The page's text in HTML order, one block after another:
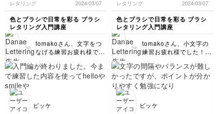
レッシャーが少し減るは
ずです😘 復習される
際、ぜひ試してみてくだ
さいね！
かりやすくて勉強になります。
レタリング 2024/03/07
色とブラシで日常を彩る ブラシ
レタリング入門講座
tomakoさん、文字をつ
なげる練習お疲れ様でし
に入っているだけで書く
時の意識するポイントが
ただきともて嬉しいです
し励みになります💛 あ
アップストロークと、ウェーブ
ダッシュが難しいです。ストロ
ーク練習、もっと頑張らねば！
と思いました。
レタリング 2024/03/07
色とブラシで日常を彩る ブラシ
レタリング入門講座
tomakoさん、小文字の
練習お疲れ様でした！
ーブダッシュが難しいと
の事ですが、練習写真を
拝見したことろ綺麗に書
難しく感じるストローク
が震えてしまう…という
ピッケ ピッケ